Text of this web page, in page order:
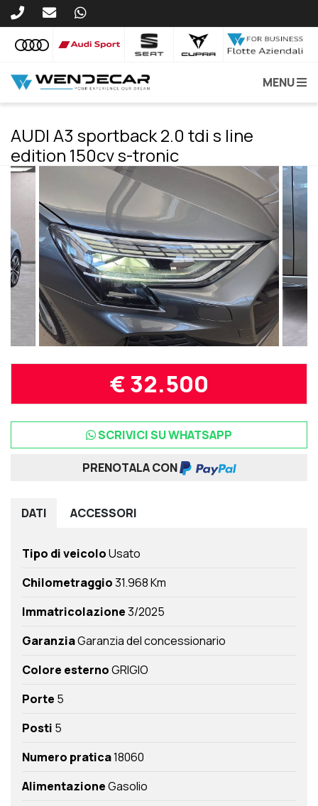
MENU
AUDI A3 sportback 2.0 tdi s line
edition 150cv s-tronic
€ 32.500
SCRIVICI SU WHATSAPP
PRENOTALA CON
DATI ACCESSORI
Tipo di veicoloUsato
Chilometraggio31.968 Km
Immatricolazione3/2025
GaranziaGaranzia del concessionario
Colore esternoGRIGIO
Porte 5
Posti 5
Numero pratica18060
AlimentazioneGasolio